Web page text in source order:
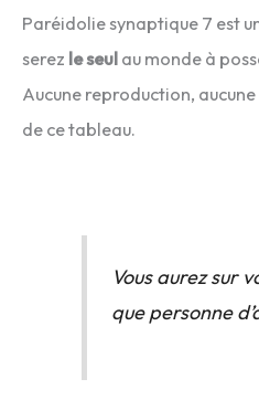
Paréidolie synaptique 7 est
serez le seul au monde à
Aucune reproduction,
de ce tableau.
Vous aurez sur
que personne